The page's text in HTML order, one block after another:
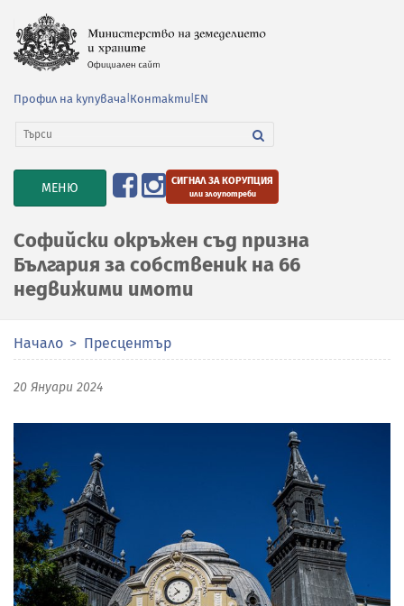
Профил на купувача Контакти EN
TOGGLE
NAVIGATION
МЕНЮ СИГНАЛ ЗА КОРУПЦИЯ
или злоупотреби
Софийски окръжен съд призна
България за собственик на 66
недвижими имоти
Начало Пресцентър
20 Януари 2024